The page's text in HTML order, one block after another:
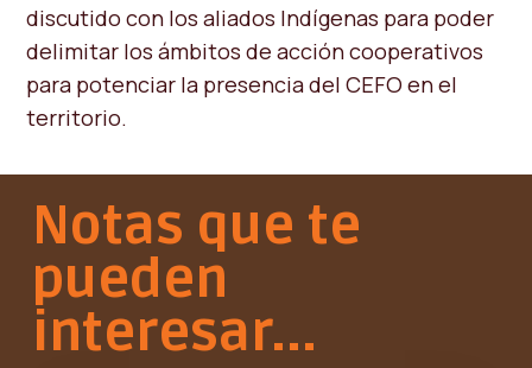
discutido con los aliados Indígenas para poder
delimitar los ámbitos de acción cooperativos
para potenciar la presencia del CEFO en el
territorio.
Notas que te
pueden
interesar...